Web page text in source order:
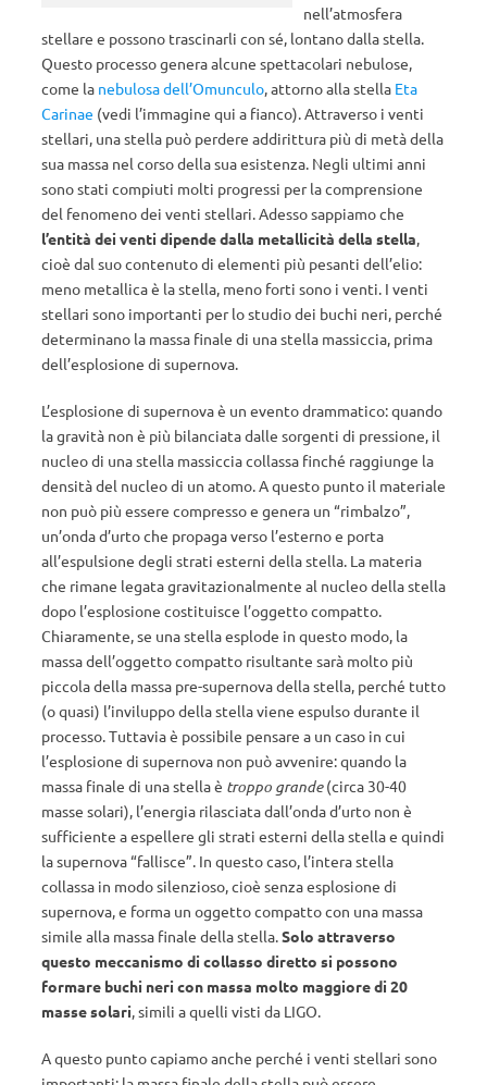
nell’atmosfera
stellare e possono trascinarli con sé, lontano dalla stella.
Questo processo genera alcune spettacolari nebulose,
come la nebulosa dell’Omunculo, attorno alla stella Eta
Carinae (vedi l’immagine qui a fianco). Attraverso i venti
stellari, una stella può perdere addirittura più di metà della
sua massa nel corso della sua esistenza. Negli ultimi anni
sono stati compiuti molti progressi per la comprensione
del fenomeno dei venti stellari. Adesso sappiamo che
l’entità dei venti dipende dalla metallicità della stella,
cioè dal suo contenuto di elementi più pesanti dell’elio:
meno metallica è la stella, meno forti sono i venti. I venti
stellari sono importanti per lo studio dei buchi neri, perché
determinano la massa finale di una stella massiccia, prima
dell’esplosione di supernova.
L’esplosione di supernova è un evento drammatico: quando
la gravità non è più bilanciata dalle sorgenti di pressione, il
nucleo di una stella massiccia collassa finché raggiunge la
densità del nucleo di un atomo. A questo punto il materiale
non può più essere compresso e genera un “rimbalzo”,
un’onda d’urto che propaga verso l’esterno e porta
all’espulsione degli strati esterni della stella. La materia
che rimane legata gravitazionalmente al nucleo della stella
dopo l’esplosione costituisce l’oggetto compatto.
Chiaramente, se una stella esplode in questo modo, la
massa dell’oggetto compatto risultante sarà molto più
piccola della massa pre-supernova della stella, perché tutto
(o quasi) l’inviluppo della stella viene espulso durante il
processo. Tuttavia è possibile pensare a un caso in cui
l’esplosione di supernova non può avvenire: quando la
massa finale di una stella è troppo grande(circa 30-40
masse solari), l’energia rilasciata dall’onda d’urto non è
sufficiente a espellere gli strati esterni della stella e quindi
la supernova “fallisce”. In questo caso, l’intera stella
collassa in modo silenzioso, cioè senza esplosione di
supernova, e forma un oggetto compatto con una massa
simile alla massa finale della stella.Solo attraverso
questo meccanismo di collasso diretto si possono
formare buchi neri con massa molto maggiore di 20
masse solari, simili a quelli visti da LIGO.
A questo punto capiamo anche perché i venti stellari sono